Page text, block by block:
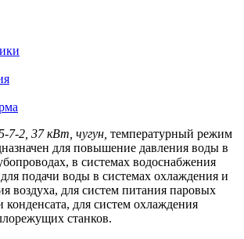
7-2, 37 кВт, чугун, температурный режим
для повышение давления воды в
в системах водоснабжения
подачи воды в системах охлаждения и
воздуха, для систем питания паровых
конденсата, для систем охлаждения
станков.